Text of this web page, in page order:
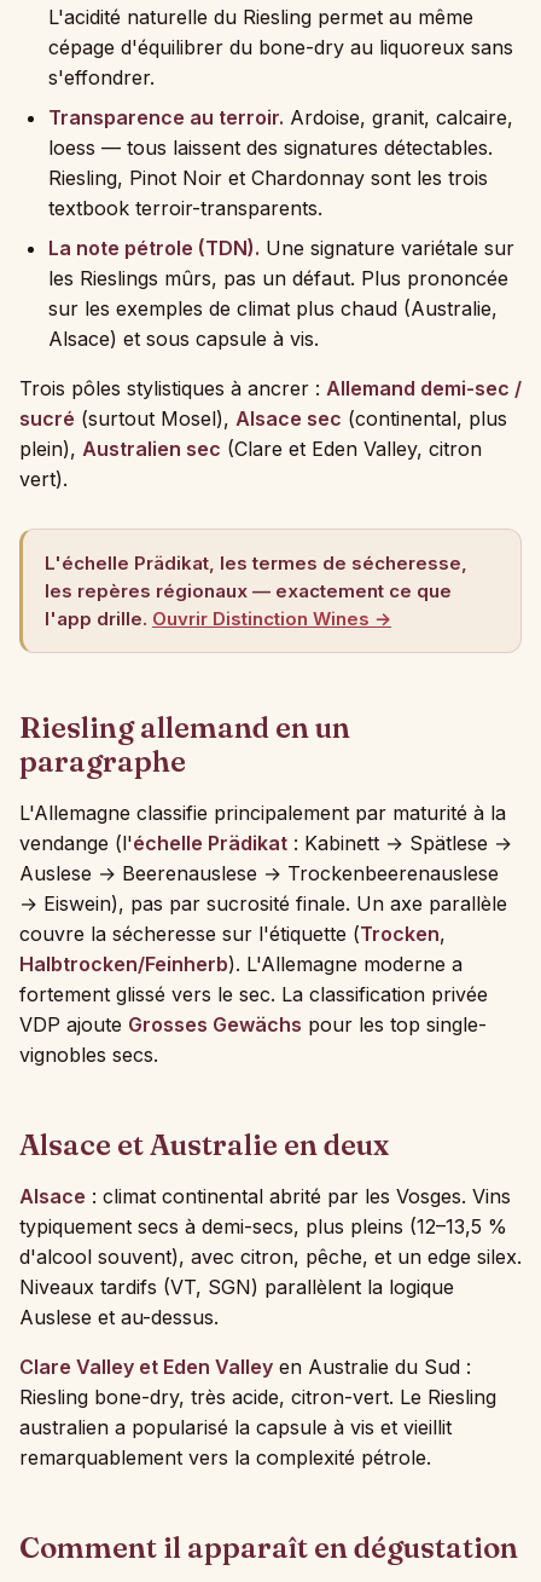
L'acidité naturelle du Riesling permet au même
cépage d'équilibrer du bone-dry au liquoreux sans
s'effondrer.
Transparence au terroir. Ardoise, granit, calcaire,
loess — tous laissent des signatures détectables.
Riesling, Pinot Noir et Chardonnay sont les trois
textbook terroir-transparents.
La note pétrole (TDN). Une signature variétale sur
les Rieslings mûrs, pas un défaut. Plus prononcée
sur les exemples de climat plus chaud (Australie,
Alsace) et sous capsule à vis.
Trois pôles stylistiques à ancrer : Allemand demi-sec /
sucré (surtout Mosel), Alsace sec (continental, plus
plein), Australien sec (Clare et Eden Valley, citron
vert).
L'échelle Prädikat, les termes de sécheresse,
les repères régionaux — exactement ce que
l'app drille. Ouvrir Distinction Wines →
Riesling allemand en un
paragraphe
L'Allemagne classifie principalement par maturité à la
vendange (l'échelle Prädikat : Kabinett → Spätlese →
Auslese → Beerenauslese → Trockenbeerenauslese
→ Eiswein), pas par sucrosité finale. Un axe parallèle
couvre la sécheresse sur l'étiquette (Trocken,
Halbtrocken/Feinherb). L'Allemagne moderne a
fortement glissé vers le sec. La classification privée
VDP ajoute Grosses Gewächs pour les top single-
vignobles secs.
Alsace et Australie en deux
Alsace : climat continental abrité par les Vosges. Vins
typiquement secs à demi-secs, plus pleins (12–13,5 %
d'alcool souvent), avec citron, pêche, et un edge silex.
Niveaux tardifs (VT, SGN) parallèlent la logique
Auslese et au-dessus.
Clare Valley et Eden Valley en Australie du Sud :
Riesling bone-dry, très acide, citron-vert. Le Riesling
australien a popularisé la capsule à vis et vieillit
remarquablement vers la complexité pétrole.
Comment il apparaît en dégustation